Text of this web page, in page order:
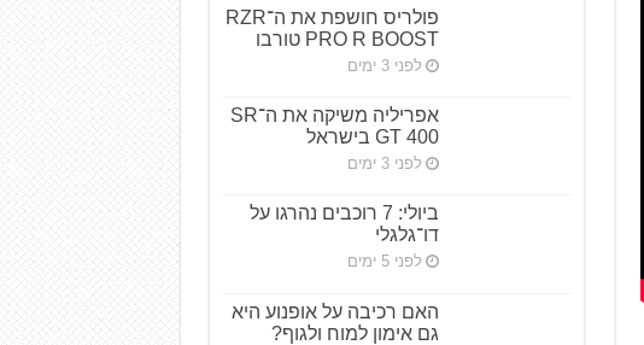
פולריס חושפת את ה־RZR
PRO R BOOST טורבו
לפני 3 ימים
אפריליה משיקה את ה־SR
GT 400 בישראל
לפני 3 ימים
ביולי: 7 רוכבים נהרגו על
דו־גלגלי
לפני 5 ימים
האם רכיבה על אופנוע היא
גם אימון למוח ולגוף?